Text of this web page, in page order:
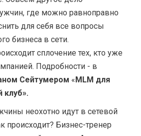
где можно равноправно
для себя все вопросы
бизнеса в сети.
сплочение тех, кто уже
Подробности - в
Сейтумером «MLM для
неохотно идут в сетевой
происходит? Бизнес-тренер